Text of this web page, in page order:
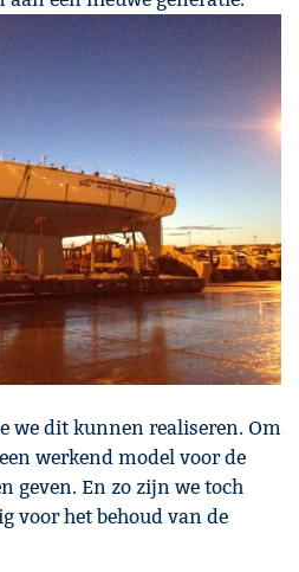
we dit kunnen realiseren. Om
werkend model voor de
geven. En zo zijn we toch
voor het behoud van de